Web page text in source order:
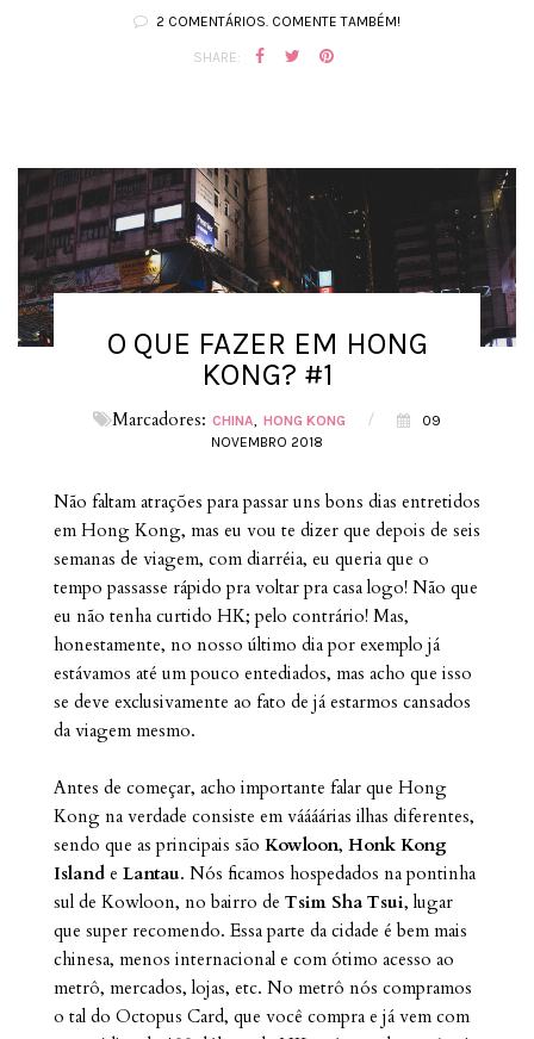
2 COMENTÁRIOS. COMENTE TAMBÉM!
SHARE:
O QUE FAZER EM HONG
KONG? #1
Marcadores: CHINA HONG KONG /
09
NOVEMBRO 2018
Não faltam atrações para passar uns bons dias entretidos
em Hong Kong, mas eu vou te dizer que depois de seis
semanas de viagem, com diarréia, eu queria que o
tempo passasse rápido pra voltar pra casa logo! Não que
eu não tenha curtido HK; pelo contrário! Mas,
honestamente, no nosso último dia por exemplo já
estávamos até um pouco entediados, mas acho que isso
se deve exclusivamente ao fato de já estarmos cansados
da viagem mesmo.
Antes de começar, acho importante falar que Hong
Kong na verdade consiste em váááárias ilhas diferentes,
sendo que as principais são Kowloon, Honk Kong
Island e Lantau. Nós ficamos hospedados na pontinha
sul de Kowloon, no bairro de Tsim Sha Tsui, lugar
que super recomendo. Essa parte da cidade é bem mais
chinesa, menos internacional e com ótimo acesso ao
metrô, mercados, lojas, etc. No metrô nós compramos
o tal do Octopus Card, que você compra e já vem com